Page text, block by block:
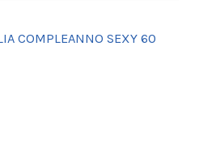
COMPLEANNO SEXY 60